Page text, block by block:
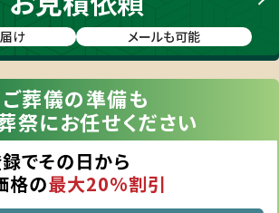
け メールも可能
ご葬儀の準備も
祭にお任せください
でその日から
格の最大20%割引